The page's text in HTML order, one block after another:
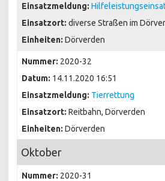
Einsatzmeldung:
Einsatzort: diverse Straßen im
Einheiten: Dörverden
Nummer: 2020-32
Datum: 14.11.2020 16:51
Einsatzmeldung: Tierrettung
Einsatzort: Reitbahn, Dörverden
Einheiten: Dörverden
Oktober
Nummer: 2020-31